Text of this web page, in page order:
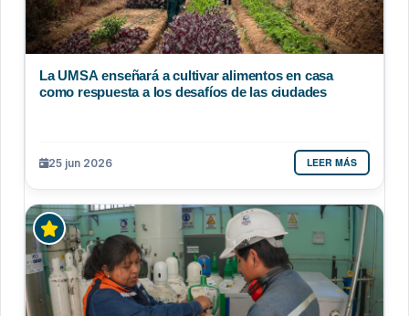
La UMSA enseñará a cultivar alimentos en casa
como respuesta a los desafíos de las ciudades
25 jun 2026 LEER MÁS